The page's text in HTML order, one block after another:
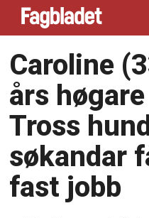
Caroline
års
Tross
søkandar
fast jobb